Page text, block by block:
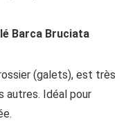
Barca Bruciata
(galets), est très
autres. Idéal pour